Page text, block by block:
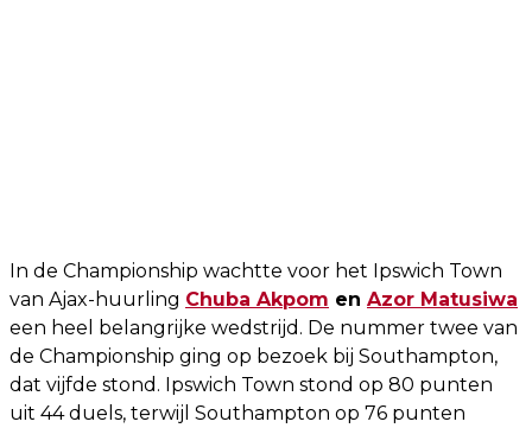
In de Championship wachtte voor het Ipswich Town
van Ajax-huurling Chuba Akpom en Azor Matusiwa
een heel belangrijke wedstrijd. De nummer twee van
de Championship ging op bezoek bij Southampton,
dat vijfde stond. Ipswich Town stond op 80 punten
uit 44 duels, terwijl Southampton op 76 punten